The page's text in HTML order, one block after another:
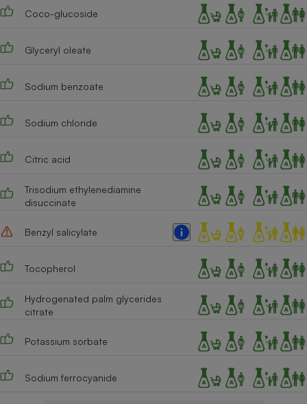
Coco-glucoside
Glyceryl oleate
Sodium benzoate
Sodium chloride
Citric acid
Trisodium ethylenediamine
disuccinate
Benzyl salicylate
Tocopherol
Hydrogenated palm glycerides
citrate
Potassium sorbate
Sodium ferrocyanide
Cafetière à expressos
Robot ménager